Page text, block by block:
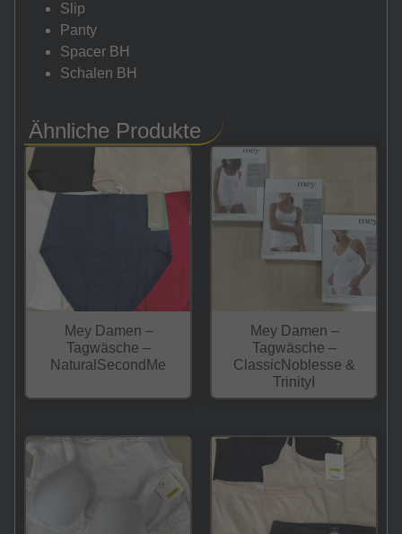
Slip
Panty
Spacer BH
Schalen BH
Ähnliche Produkte
Mey Damen –
Tagwäsche –
NaturalSecondMe
Mey Damen –
Tagwäsche –
ClassicNoblesse &
TrinityI